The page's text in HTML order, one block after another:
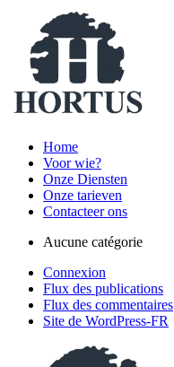
Home
Voor wie?
Onze Diensten
Onze tarieven
Contacteer ons
Aucune catégorie
Connexion
Flux des publications
Flux des commentaires
Site de WordPress-FR